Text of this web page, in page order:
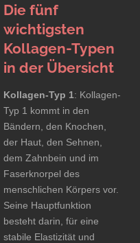
Die fünf
wichtigsten
Kollagen-Typen
in der Übersicht
Kollagen-Typ 1: Kollagen-
Typ 1 kommt in den
Bändern, den Knochen,
der Haut, den Sehnen,
dem Zahnbein und im
Faserknorpel des
menschlichen Körpers vor.
Seine Hauptfunktion
besteht darin, für eine
stabile Elastizität und